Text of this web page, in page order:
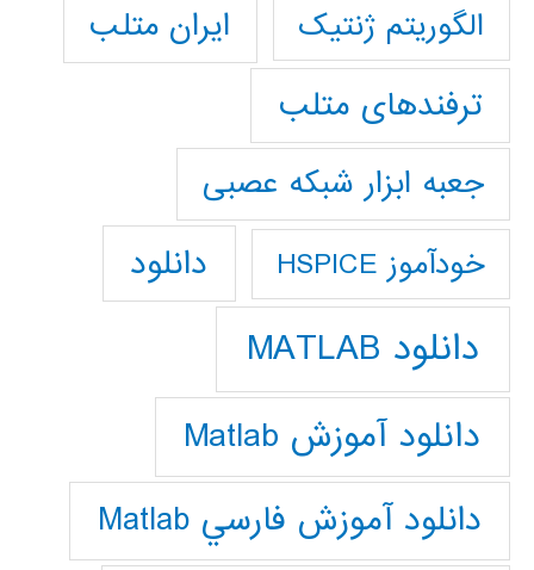
الگوریتم ژنتیک
ایران متلب
ترفندهای متلب
جعبه ابزار شبکه عصبی
خودآموز HSPICE دانلود
دانلود MATLAB
دانلود آموزش Matlab
دانلود آموزش فارسي Matlab